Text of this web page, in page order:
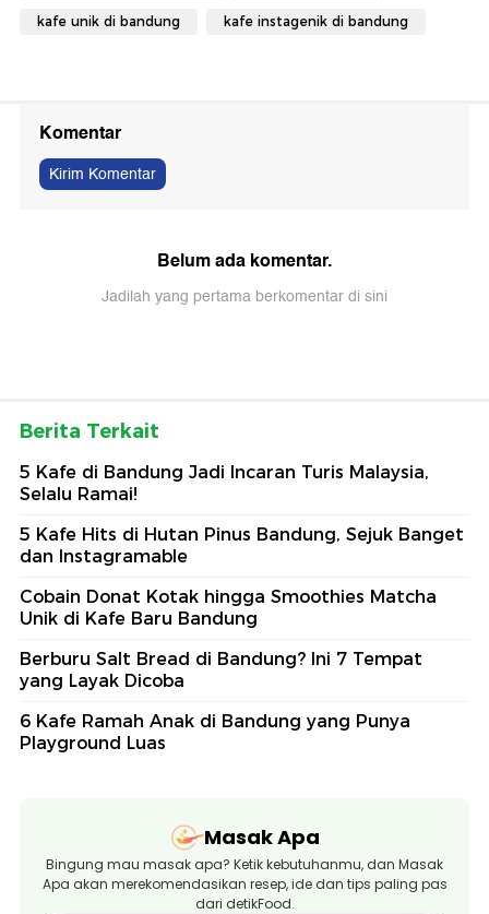
kafe unik di bandung kafe instagenik di bandung
Komentar
Kirim Komentar
Belum ada komentar.
Jadilah yang pertama berkomentar di sini
Berita Terkait
5 Kafe di Bandung Jadi Incaran Turis Malaysia,
Selalu Ramai!
5 Kafe Hits di Hutan Pinus Bandung, Sejuk Banget
dan Instagramable
Cobain Donat Kotak hingga Smoothies Matcha
Unik di Kafe Baru Bandung
Berburu Salt Bread di Bandung? Ini 7 Tempat
yang Layak Dicoba
6 Kafe Ramah Anak di Bandung yang Punya
Playground Luas
Masak Apa
Bingung mau masak apa? Ketik kebutuhanmu, dan Masak
Apa akan merekomendasikan resep, ide dan tips paling pas
dari detikFood.